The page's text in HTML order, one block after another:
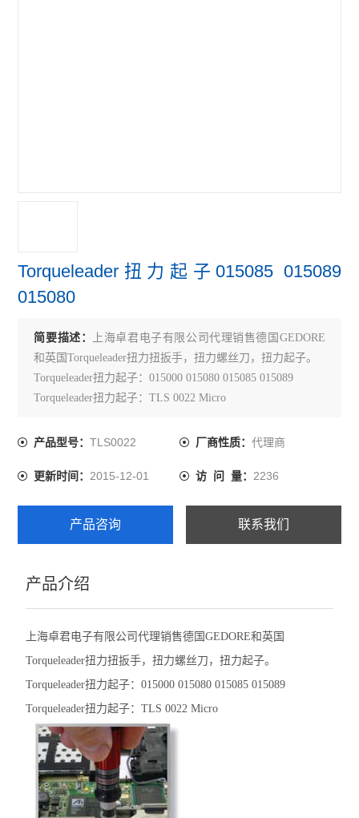
Torqueleader扭力起子015085 015089
015080
简要描述：
上海卓君电子有限公司代理销售德国GEDORE
和英国Torqueleader扭力扭扳手，扭力螺丝刀，扭力起子。
Torqueleader扭力起子：015000 015080 015085 015089
Torqueleader扭力起子：TLS 0022 Micro
产品型号：TLS0022 厂商性质： 代理商
更新时间：2015-12-01 访 问 量： 2236
产品咨询 联系我们
产品介绍
上海卓君电子有限公司代理销售德国GEDORE和英国
Torqueleader扭力扭扳手，扭力螺丝刀，扭力起子。
Torqueleader扭力起子：015000 015080 015085 015089
Torqueleader扭力起子：TLS 0022 Micro